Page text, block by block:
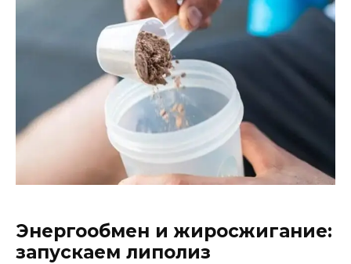
Энергообмен и жиросжигание:
запускаем липолиз